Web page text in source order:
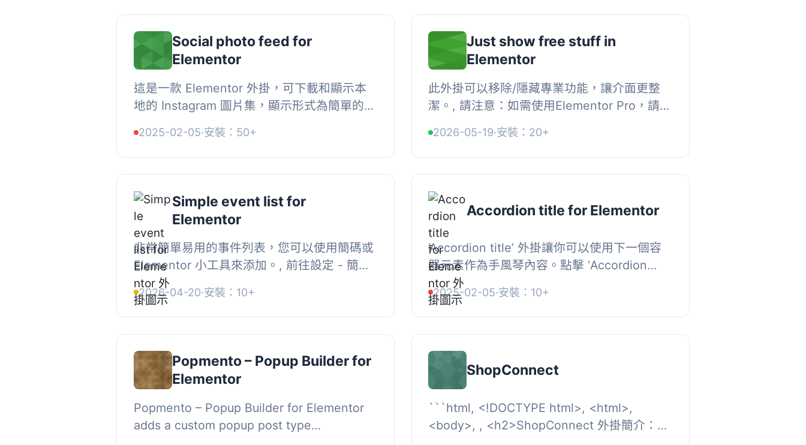
Social photo feed for
Elementor
這是一款 Elementor 外掛，可下載和顯示本
地的 Instagram 圖片集，顯示形式為簡單的圖
Instagram 頁面下載新圖片。...
2025-02-05·安裝：50+
Just show free stuff in
Elementor
此外掛可以移除/隱藏專業功能，讓介面更整
潔。, 請注意：如需使用Elementor Pro，請先
2026-05-19·安裝：20+
Simple event list for
Elementor
非常簡單易用的事件列表，您可以使用簡碼或
Elementor 小工具來添加。, 前往設定 - 簡單
事件以添加或編輯事件。
2026-04-20·安裝：10+
Accordion title for Elementor
‘Accordion title’ 外掛讓你可以使用下一個容
器元素作為手風琴內容。點擊 ‘Accordion
title’ 將顯示/隱藏內容。, 在 ‘inner c...
2025-02-05·安裝：10+
Popmento – Popup Builder for
Elementor
Popmento – Popup Builder for Elementor
adds a custom popup post type
ShopConnect
```html, <!DOCTYPE html>, <html>,
<body>, , <h2>ShopConnect 外掛簡介：